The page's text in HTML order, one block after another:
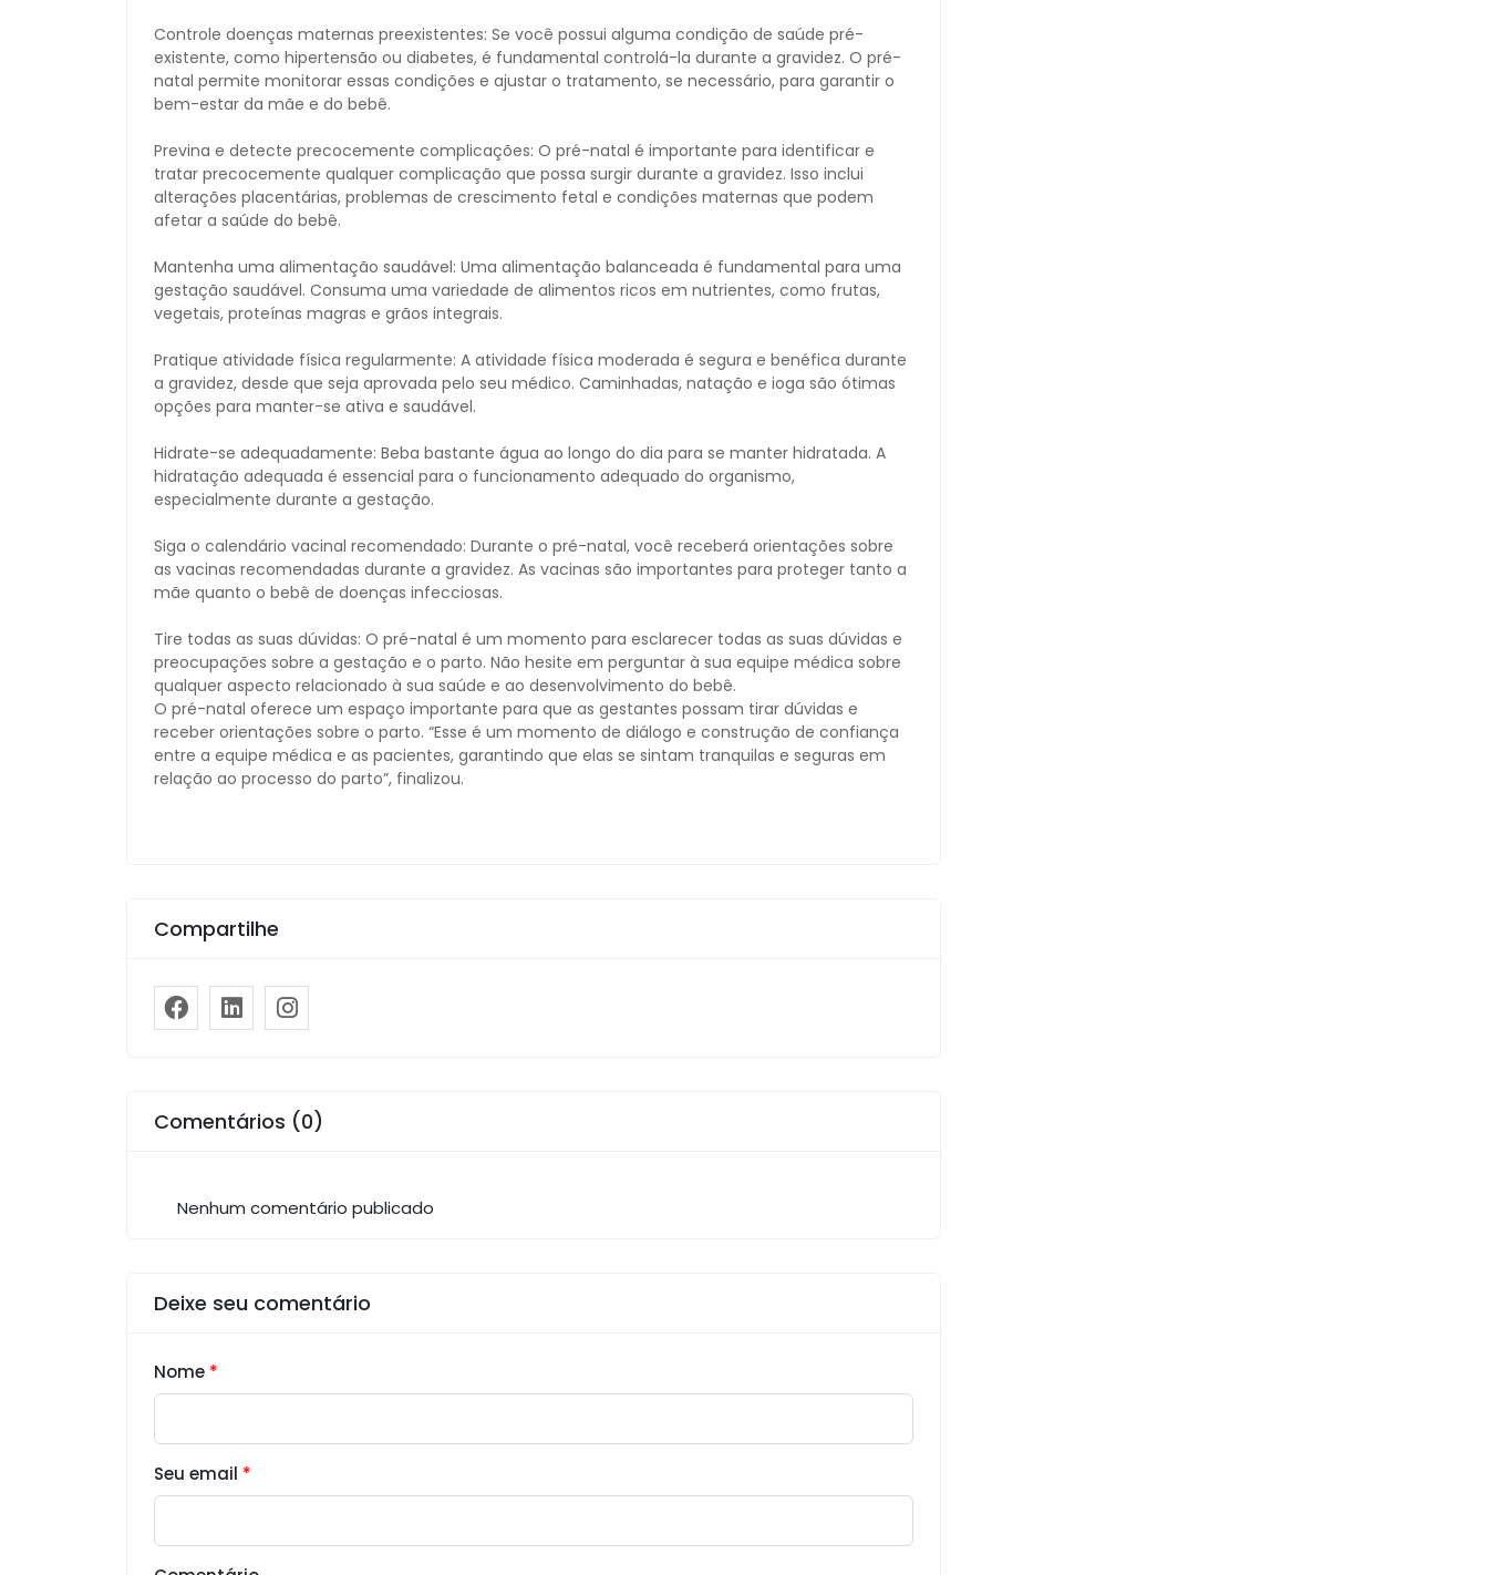
Controle doenças maternas preexistentes: Se você possui alguma condição de saúde pré-
existente, como hipertensão ou diabetes, é fundamental controlá-la durante a gravidez. O pré-
natal permite monitorar essas condições e ajustar o tratamento, se necessário, para garantir o
bem-estar da mãe e do bebê.
Previna e detecte precocemente complicações: O pré-natal é importante para identificar e
tratar precocemente qualquer complicação que possa surgir durante a gravidez. Isso inclui
alterações placentárias, problemas de crescimento fetal e condições maternas que podem
afetar a saúde do bebê.
Mantenha uma alimentação saudável: Uma alimentação balanceada é fundamental para uma
gestação saudável. Consuma uma variedade de alimentos ricos em nutrientes, como frutas,
vegetais, proteínas magras e grãos integrais.
Pratique atividade física regularmente: A atividade física moderada é segura e benéfica durante
a gravidez, desde que seja aprovada pelo seu médico. Caminhadas, natação e ioga são ótimas
opções para manter-se ativa e saudável.
Hidrate-se adequadamente: Beba bastante água ao longo do dia para se manter hidratada. A
hidratação adequada é essencial para o funcionamento adequado do organismo,
especialmente durante a gestação.
Siga o calendário vacinal recomendado: Durante o pré-natal, você receberá orientações sobre
as vacinas recomendadas durante a gravidez. As vacinas são importantes para proteger tanto a
mãe quanto o bebê de doenças infecciosas.
Tire todas as suas dúvidas: O pré-natal é um momento para esclarecer todas as suas dúvidas e
preocupações sobre a gestação e o parto. Não hesite em perguntar à sua equipe médica sobre
qualquer aspecto relacionado à sua saúde e ao desenvolvimento do bebê.
O pré-natal oferece um espaço importante para que as gestantes possam tirar dúvidas e
receber orientações sobre o parto. “Esse é um momento de diálogo e construção de confiança
entre a equipe médica e as pacientes, garantindo que elas se sintam tranquilas e seguras em
relação ao processo do parto”, finalizou.
Compartilhe
Comentários (0)
Nenhum comentário publicado
Deixe seu comentário
Nome *
Seu email *